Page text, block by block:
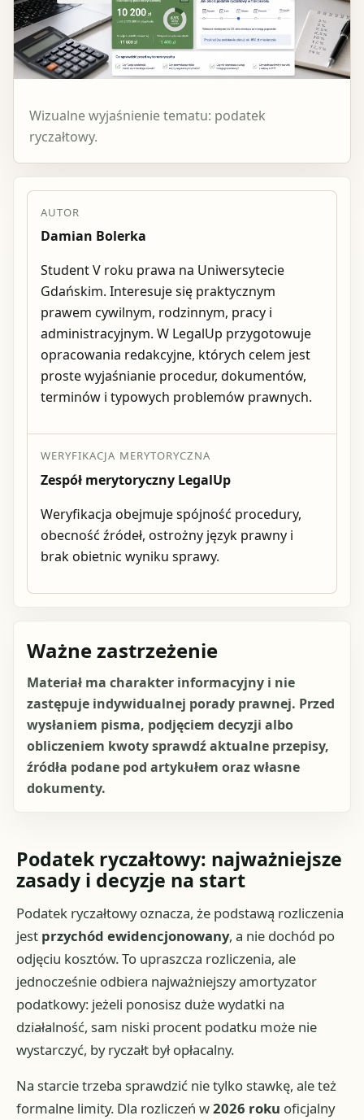
Wizualne wyjaśnienie tematu: podatek
ryczałtowy.
AUTOR
Damian Bolerka
Student V roku prawa na Uniwersytecie
Gdańskim. Interesuje się praktycznym
prawem cywilnym, rodzinnym, pracy i
administracyjnym. W LegalUp przygotowuje
opracowania redakcyjne, których celem jest
proste wyjaśnianie procedur, dokumentów,
terminów i typowych problemów prawnych.
WERYFIKACJA MERYTORYCZNA
Zespół merytoryczny LegalUp
Weryfikacja obejmuje spójność procedury,
obecność źródeł, ostrożny język prawny i
brak obietnic wyniku sprawy.
Ważne zastrzeżenie
Materiał ma charakter informacyjny i nie
zastępuje indywidualnej porady prawnej. Przed
wysłaniem pisma, podjęciem decyzji albo
obliczeniem kwoty sprawdź aktualne przepisy,
źródła podane pod artykułem oraz własne
dokumenty.
Podatek ryczałtowy: najważniejsze
zasady i decyzje na start
Podatek ryczałtowy oznacza, że podstawą rozliczenia
jest przychód ewidencjonowany, a nie dochód po
odjęciu kosztów. To upraszcza rozliczenia, ale
jednocześnie odbiera najważniejszy amortyzator
podatkowy: jeżeli ponosisz duże wydatki na
działalność, sam niski procent podatku może nie
wystarczyć, by ryczałt był opłacalny.
Na starcie trzeba sprawdzić nie tylko stawkę, ale też
formalne limity. Dla rozliczeń w2026 roku oficjalny